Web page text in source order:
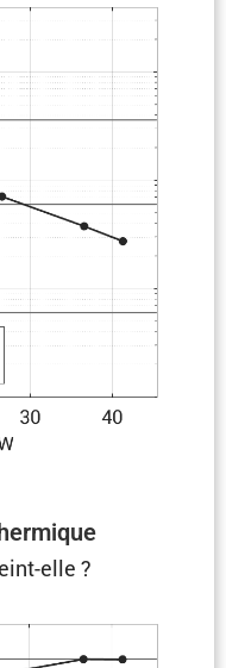
elle ?